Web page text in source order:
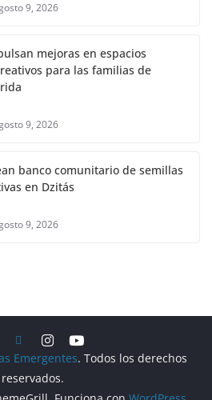
9, 2026
mejoras en espacios
para las familias de
9, 2026
banco comunitario de semillas
en Dzitás
9, 2026
Emergentes. Todos los derechos
reservados.